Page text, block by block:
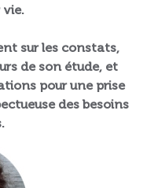
vie.
sur les constats,
de son étude, et
pour une prise
des besoins